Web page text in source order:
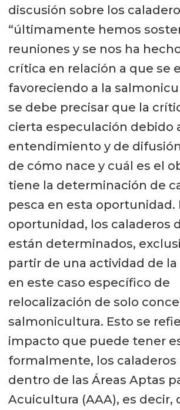
discusión sobre los
“últimamente hemos
reuniones y se nos ha
crítica en relación a que se
favoreciendo a la
se debe precisar que la
cierta especulación debido
entendimiento y de
de cómo nace y cuál es el
tiene la determinación de
pesca en esta oportunidad.
oportunidad, los caladeros
están determinados,
partir de una actividad de
en este caso específico de
relocalización de solo
salmonicultura. Esto se
impacto que puede tener
formalmente, los caladeros
dentro de las Áreas Aptas
Acuicultura (AAA), es decir,